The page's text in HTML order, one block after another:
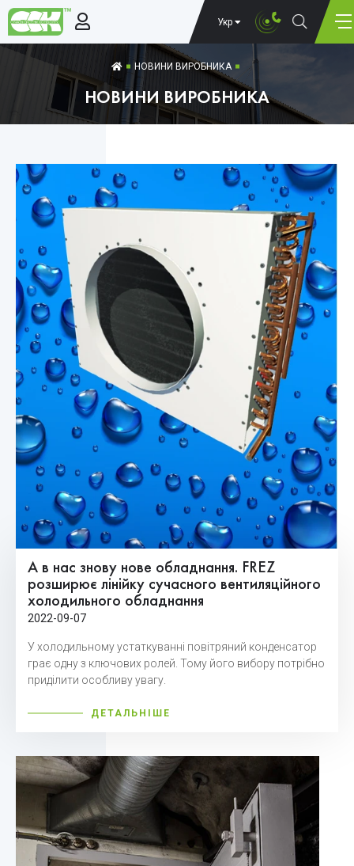
Укр
НОВИНИ ВИРОБНИКА
НОВИНИ ВИРОБНИКА
А в нас знову нове обладнання. FREZ
розширює лінійку сучасного вентиляційного
холодильного обладнання
2022-09-07
У холодильному устаткуванні повітряний конденсатор
грає одну з ключових ролей. Тому його вибору потрібно
приділити особливу увагу.
ДЕТАЛЬНІШЕ